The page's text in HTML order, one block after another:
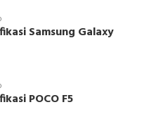
Samsung Galaxy
POCO F5